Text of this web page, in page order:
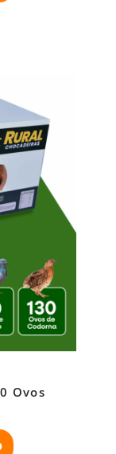
Ovos